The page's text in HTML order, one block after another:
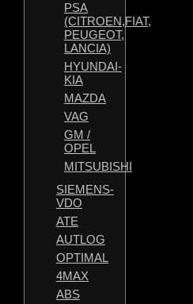
PSA
(CITROEN,FIAT,
PEUGEOT,
LANCIA)
HYUNDAI-
KIA
MAZDA
VAG
GM /
OPEL
MITSUBISHI
SIEMENS-
VDO
ATE
AUTLOG
OPTIMAL
4MAX
ABS